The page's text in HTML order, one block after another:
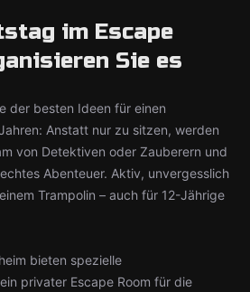
im Escape
Sie es
der besten Ideen für einen
Anstatt nur zu sitzen, werden
von Detektiven oder Zauberern und
Abenteuer. Aktiv, unvergesslich
Trampolin – auch für 12-Jährige
bieten spezielle
privater Escape Room für die